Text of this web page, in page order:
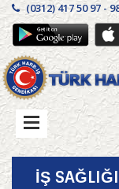
(0312) 417 50 97 -
İŞ